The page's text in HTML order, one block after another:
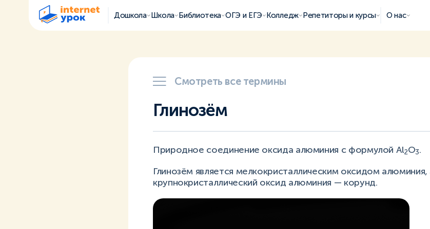
Дошкола Школа Библиотека ОГЭ и ЕГЭ Колледж Репетиторы и курсы О нас
Смотреть все термины
Глинозём
Природное соединение оксида алюминия с формулой Al2O3.
Глинозём является мелкокристаллическим оксидом алюминия,
крупнокристаллический оксид алюминия — корунд.